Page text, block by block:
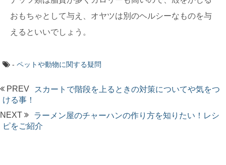
おもちゃとして与え、オヤツは別のヘルシーなものを与
えるといいでしょう。
- ペットや動物に関する疑問
PREV
スカートで階段を上るときの対策についてや気をつ
ける事！
NEXT
ラーメン屋のチャーハンの作り方を知りたい！レシ
ピをご紹介